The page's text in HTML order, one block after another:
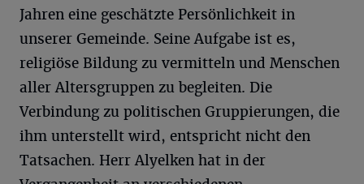
Jahren eine geschätzte Persönlichkeit in
unserer Gemeinde. Seine Aufgabe ist es,
religiöse Bildung zu vermitteln und Menschen
aller Altersgruppen zu begleiten. Die
Verbindung zu politischen Gruppierungen, die
ihm unterstellt wird, entspricht nicht den
Tatsachen. Herr Alyelken hat in der